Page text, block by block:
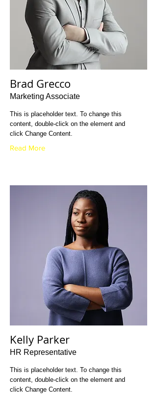
Brad Grecco
Marketing Associate
This is placeholder text. To change this
content, double-click on the element and
click Change Content.
Read More
Kelly Parker
HR Representative
This is placeholder text. To change this
content, double-click on the element and
click Change Content.